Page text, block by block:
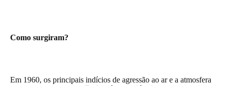
Como surgiram?
Em 1960, os principais indícios de agressão ao ar e a atmosfera